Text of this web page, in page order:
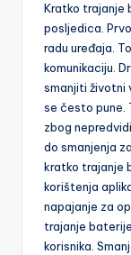
Kratko trajanje
posljedica.
radu uređaja.
komunikaciju.
smanjiti životni
se često pune.
zbog
do smanjenja
kratko trajanje
korištenja
napajanje za
trajanje
korisnika.